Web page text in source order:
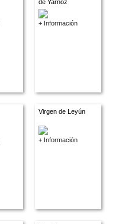
de Yarnoz
+ Información
Virgen de Leyún
+ Información